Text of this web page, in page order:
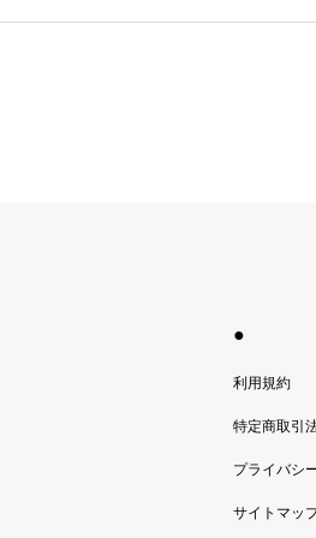
●
利用規約
特定商取引
プライバシ
サイトマッ